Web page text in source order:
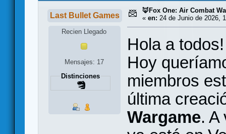
Last Bullet Games
Recien Llegado
Mensajes: 17
Distinciones
🦊Fox One: Air Combat
« en: 24 de Junio de 2026,
Hola a todos!
Hoy
miembros
última
Wargame. A